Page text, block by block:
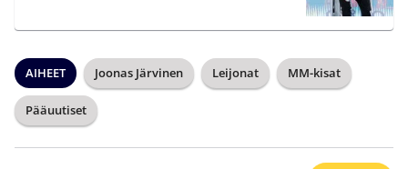
AIHEET Joonas Järvinen Leijonat MM-kisat
Pääuutiset